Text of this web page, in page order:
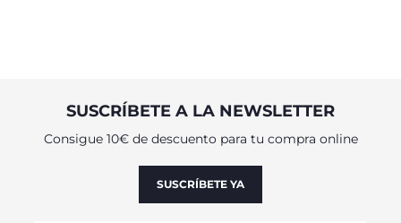
SUSCRÍBETE A LA NEWSLETTER
Consigue 10€ de descuento para tu compra online
SUSCRÍBETE YA